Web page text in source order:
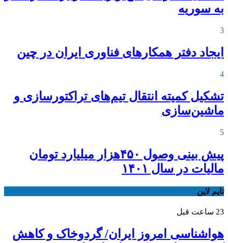
به سوریه
3
ایجاد دفتر همکارهای فناوری ایران در چین
4
تشکیل کمیته انتقال تیم‌های تراکتورسازی و
ماشین‌سازی
5
پیش بینی وصول ۴۵۰هزار میلیارد تومان
مالیات در سال ۱۴۰۱
تایم لاین
23 ساعت قبل
هواشناسی امروز ایران/ گردوخاک و کاهش